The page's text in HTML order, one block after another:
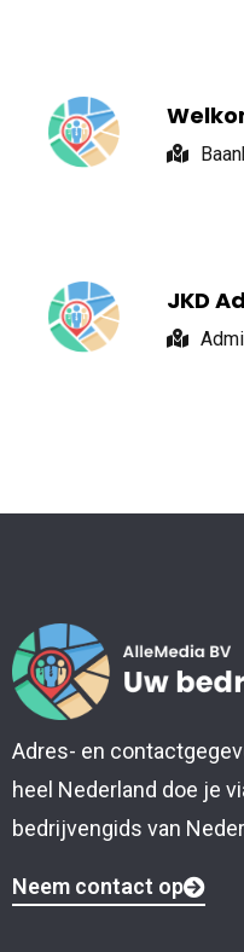
JKD
Adres- en
heel Nederland doe je
bedrijvengids van
Neem contact op